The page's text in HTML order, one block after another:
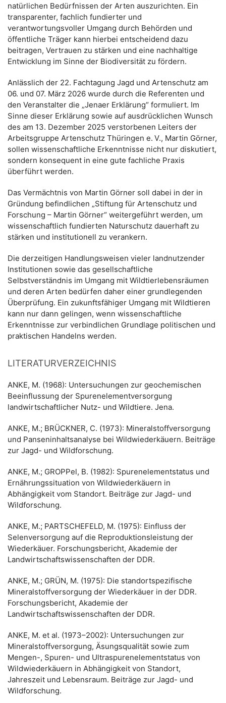
natürlichen Bedürfnissen der Arten auszurichten. Ein
transparenter, fachlich fundierter und
verantwortungsvoller Umgang durch Behörden und
öffentliche Träger kann hierbei entscheidend dazu
beitragen, Vertrauen zu stärken und eine nachhaltige
Entwicklung im Sinne der Biodiversität zu fördern.
Anlässlich der 22. Fachtagung Jagd und Artenschutz am
06. und 07. März 2026 wurde durch die Referenten und
den Veranstalter die „Jenaer Erklärung“ formuliert. Im
Sinne dieser Erklärung sowie auf ausdrücklichen Wunsch
des am 13. Dezember 2025 verstorbenen Leiters der
Arbeitsgruppe Artenschutz Thüringen e. V., Martin Görner,
sollen wissenschaftliche Erkenntnisse nicht nur diskutiert,
sondern konsequent in eine gute fachliche Praxis
überführt werden.
Das Vermächtnis von Martin Görner soll dabei in der in
Gründung befindlichen „Stiftung für Artenschutz und
Forschung – Martin Görner“ weitergeführt werden, um
wissenschaftlich fundierten Naturschutz dauerhaft zu
stärken und institutionell zu verankern.
Die derzeitigen Handlungsweisen vieler landnutzender
Institutionen sowie das gesellschaftliche
Selbstverständnis im Umgang mit Wildtierlebensräumen
und deren Arten bedürfen daher einer grundlegenden
Überprüfung. Ein zukunftsfähiger Umgang mit Wildtieren
kann nur dann gelingen, wenn wissenschaftliche
Erkenntnisse zur verbindlichen Grundlage politischen und
praktischen Handelns werden.
LITERATURVERZEICHNIS
ANKE, M. (1968): Untersuchungen zur geochemischen
Beeinflussung der Spurenelementversorgung
landwirtschaftlicher Nutz- und Wildtiere. Jena.
ANKE, M.; BRÜCKNER, C. (1973): Mineralstoffversorgung
und Panseninhaltsanalyse bei Wildwiederkäuern. Beiträge
zur Jagd- und Wildforschung.
ANKE, M.; GROPPel, B. (1982): Spurenelementstatus und
Ernährungssituation von Wildwiederkäuern in
Abhängigkeit vom Standort. Beiträge zur Jagd- und
Wildforschung.
ANKE, M.; PARTSCHEFELD, M. (1975): Einfluss der
Selenversorgung auf die Reproduktionsleistung der
Wiederkäuer. Forschungsbericht, Akademie der
Landwirtschaftswissenschaften der DDR.
ANKE, M.; GRÜN, M. (1975): Die standortspezifische
Mineralstoffversorgung der Wiederkäuer in der DDR.
Forschungsbericht, Akademie der
Landwirtschaftswissenschaften der DDR.
ANKE, M. et al. (1973–2002): Untersuchungen zur
Mineralstoffversorgung, Äsungsqualität sowie zum
Mengen-, Spuren- und Ultraspurenelementstatus von
Wildwiederkäuern in Abhängigkeit von Standort,
Jahreszeit und Lebensraum. Beiträge zur Jagd- und
Wildforschung.